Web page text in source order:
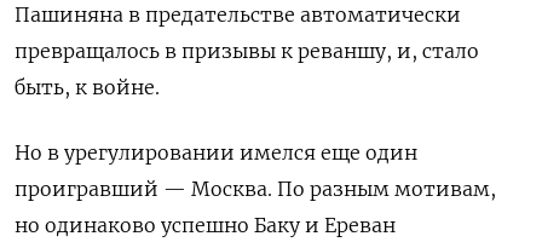
Пашиняна в предательстве автоматически
превращалось в призывы к реваншу, и, стало
быть, к войне.
Но в урегулировании имелся еще один
проигравший — Москва. По разным мотивам,
но одинаково успешно Баку и Ереван